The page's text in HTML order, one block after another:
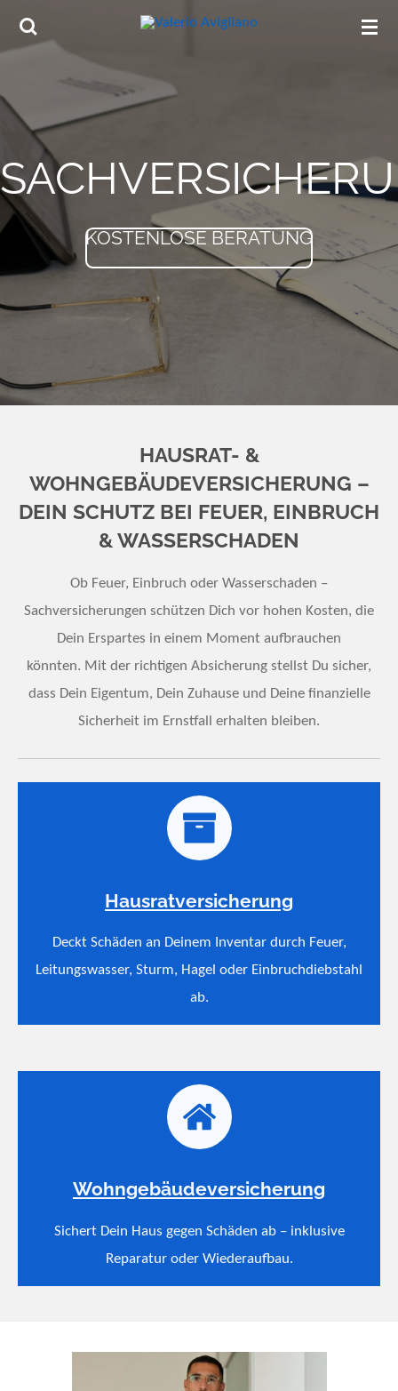
Zum
Hauptinhalt
springen
KOSTENLOSE BERATUNG
HAUSRAT- &
WOHNGEBÄUDEVERSICHERUNG –
DEIN SCHUTZ BEI FEUER, EINBRUCH
& WASSERSCHADEN
Ob Feuer, Einbruch oder Wasserschaden –
Sachversicherungen schützen Dich vor hohen Kosten, die
Dein Erspartes in einem Moment aufbrauchen
könnten. Mit der richtigen Absicherung stellst Du sicher,
dass Dein Eigentum, Dein Zuhause und Deine finanzielle
Sicherheit im Ernstfall erhalten bleiben.
Hausratversicherung
Deckt Schäden an Deinem Inventar durch Feuer,
Leitungswasser, Sturm, Hagel oder Einbruchdiebstahl
ab.
Wohngebäudeversicherung
Sichert Dein Haus gegen Schäden ab – inklusive
Reparatur oder Wiederaufbau.